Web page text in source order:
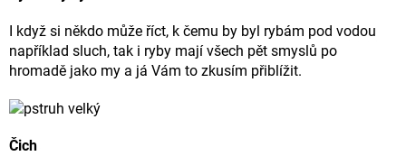
I když si někdo může říct, k čemu by byl rybám pod vodou
například sluch, tak i ryby mají všech pět smyslů po
hromadě jako my a já Vám to zkusím přiblížit.
Čich